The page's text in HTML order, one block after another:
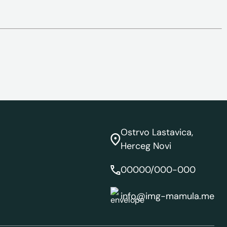
Ostrvo Lastavica,
Herceg Novi
00000/000-000
info@img-mamula.me